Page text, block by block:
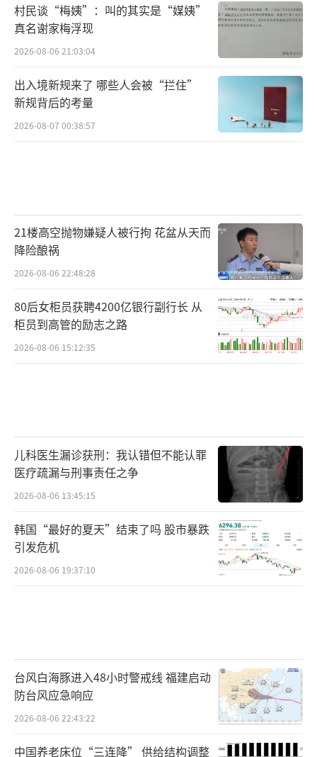
村民谈“梅姨”：叫的其实是“媒姨”
真名谢家梅浮现
2026-08-06 21:03:04
出入境新规来了 哪些人会被“拦住”
新规背后的考量
2026-08-07 00:38:57
21楼高空抛物嫌疑人被行拘 花盆从天而
降险酿祸
2026-08-06 22:48:28
80后女柜员获聘4200亿银行副行长 从
柜员到高管的励志之路
2026-08-06 15:12:35
儿科医生漏诊获刑：我认错但不能认罪
医疗疏漏与刑事责任之争
2026-08-06 13:45:15
韩国“最好的夏天”结束了吗 股市暴跌
引发危机
2026-08-06 19:37:10
台风白海豚进入48小时警戒线 福建启动
防台风应急响应
2026-08-06 22:43:22
中国养老床位“三连降” 供给结构调整